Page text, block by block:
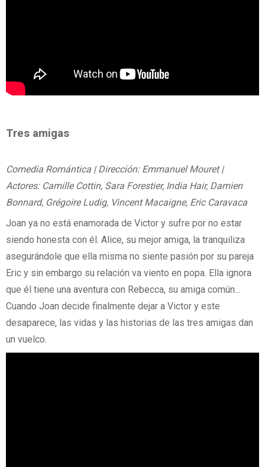
Tres amigas
Comedia Romántica | Dirección: Emmanuel Mouret |
Actores: Camille Cottin, Sara Forestier, India Hair, Damien
Bonnard, Grégoire Ludig, Vincent Macaigne, Eric Caravaca
Joan ya no está enamorada de Victor y sufre por no estar
siendo honesta con él. Alice, su mejor amiga, la tranquiliza
asegurándole que ella misma no siente pasión por su pareja
Eric y sin embargo su relación va viento en popa. Ella ignora
que él tiene una aventura con Rebecca, su amiga común...
Cuando Joan decide finalmente dejar a Victor y este
desaparece, las vidas y las historias de las tres amigas dan
un vuelco.